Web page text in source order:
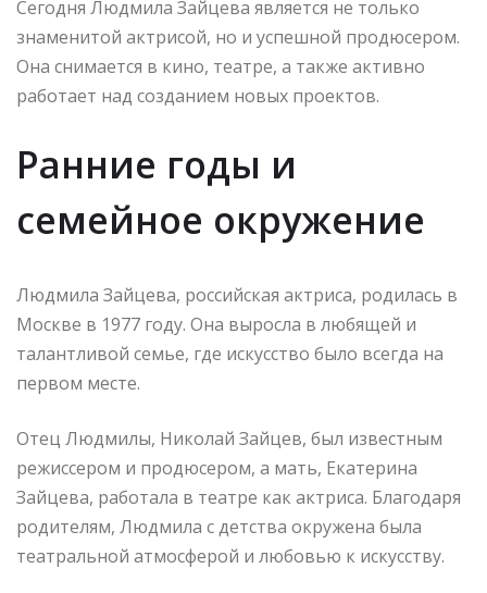
Сегодня Людмила Зайцева является не только
знаменитой актрисой, но и успешной продюсером.
Она снимается в кино, театре, а также активно
работает над созданием новых проектов.
Ранние годы и
семейное окружение
Людмила Зайцева, российская актриса, родилась в
Москве в 1977 году. Она выросла в любящей и
талантливой семье, где искусство было всегда на
первом месте.
Отец Людмилы, Николай Зайцев, был известным
режиссером и продюсером, а мать, Екатерина
Зайцева, работала в театре как актриса. Благодаря
родителям, Людмила с детства окружена была
театральной атмосферой и любовью к искусству.